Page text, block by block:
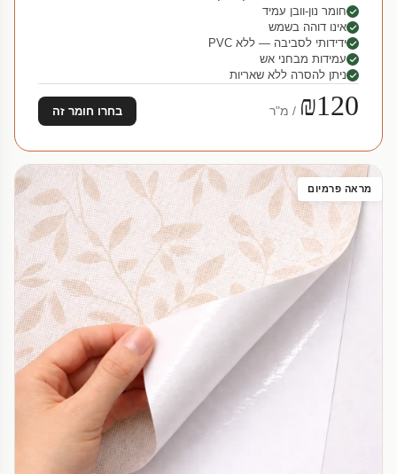
חומר נון-וובן עמיד
אינו דוהה בשמש
ידידותי לסביבה — ללא PVC
עמידות מבחני אש
ניתן להסרה ללא שאריות
₪120 / מ"ר בחרו חומר זה
מראה פרמיום